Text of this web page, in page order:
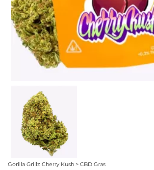
Gorilla Grillz Cherry Kush > CBD Gras